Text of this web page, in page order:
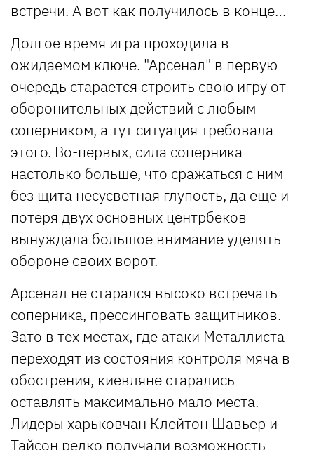
встречи. А вот как получилось в конце…
Долгое время игра проходила в
ожидаемом ключе. "Арсенал" в первую
очередь старается строить свою игру от
оборонительных действий с любым
соперником, а тут ситуация требовала
этого. Во-первых, сила соперника
настолько больше, что сражаться с ним
без щита несусветная глупость, да еще и
потеря двух основных центрбеков
вынуждала большое внимание уделять
обороне своих ворот.
Арсенал не старался высоко встречать
соперника, прессинговать защитников.
Зато в тех местах, где атаки Металлиста
переходят из состояния контроля мяча в
обострения, киевляне старались
оставлять максимально мало места.
Лидеры харьковчан Клейтон Шавьер и
Тайсон редко получали возможность